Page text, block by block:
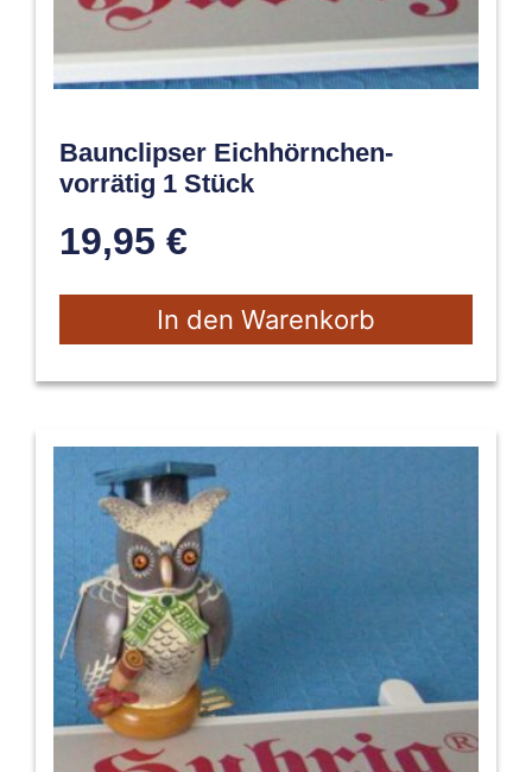
Baunclipser Eichhörnchen-
vorrätig 1 Stück
19,95 €
In den Warenkorb